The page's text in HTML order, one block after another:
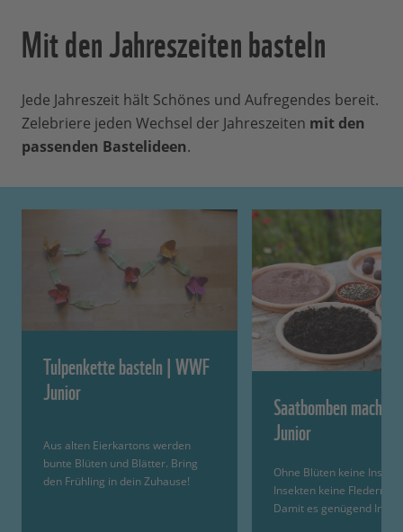
Mit den Jahreszeiten basteln
Jede Jahreszeit hält Schönes und Aufregendes bereit.
Zelebriere jeden Wechsel der Jahreszeiten mit den
passenden Bastelideen.
Tulpenkette basteln | WWF
Junior
Aus alten Eierkartons werden
bunte Blüten und Blätter. Bring
den Frühling in dein Zuhause!
Saatbomben
Junior
Ohne Blüten keine
Insekten keine
Damit es genügend